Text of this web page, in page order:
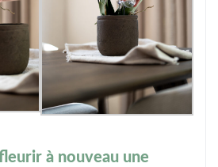
à nouveau une